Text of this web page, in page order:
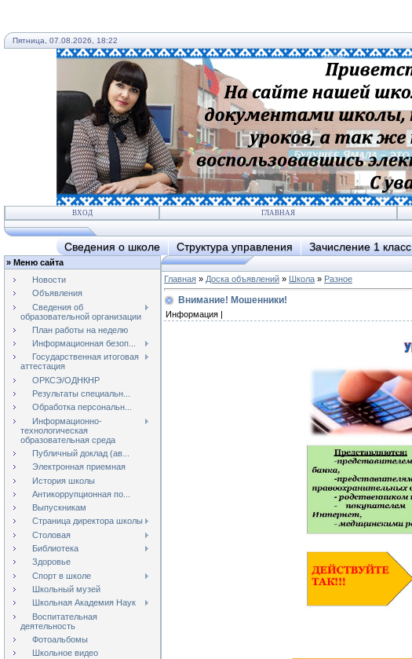
Пятница, 07.08.2026, 18:22
ВХОД ГЛАВНАЯ
Сведения о школе Структура управления Зачисление 1 класс
» Меню сайта
Новости
Объявления
Сведения об
образовательной организации
План работы на неделю
Информационная безоп...
Государственная итоговая
аттестация
ОРКСЭ/ОДНКНР
Результаты специальн...
Обработка персональн...
Информационно-
технологическая
образовательная среда
Публичный доклад (ав...
Электронная приемная
История школы
Антикоррупционная по...
Выпускникам
Страница директора школы
Столовая
Библиотека
Здоровье
Спорт в школе
Школьный музей
Школьная Академия Наук
Воспитательная
деятельность
Фотоальбомы
Школьное видео
Главная » Доска объявлений » Школа » Разное
Внимание! Мошенники!
Информация |